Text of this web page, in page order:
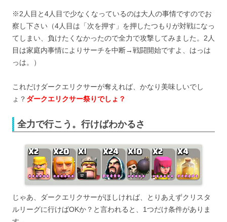
※2人目と4人目で少なくなっているのは大人の事情ですのでお
察し下さい（4人目は「次を押す」を押したつもりが対戦になっ
てしまい、負けたくなかったので全力で攻撃してみました。2人
目は家庭内事情によりサーチを中断→戦闘開始ですよ、はっは
っは。）
これだけダークエリクサーが奪えれば、かなり美味しいでし
ょ？ ダークエリクサー祭りでしょ？
全力で行こう。行けばわかるさ
じゃあ、ダークエリクサーがほしければ、とりあえずクリスタ
ルリーグに行けばOKか？と言われると、1つだけ条件がありま